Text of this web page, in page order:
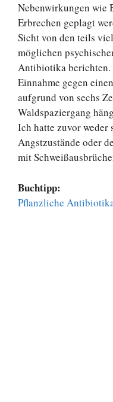
Nebenwirkungen wie
Erbrechen geplagt
Sicht von den teils
möglichen
Antibiotika berichten.
Einnahme gegen
aufgrund von sechs
Waldspaziergang
Ich hatte zuvor weder
Angstzustände oder
mit
Buchtipp:
Pflanzliche